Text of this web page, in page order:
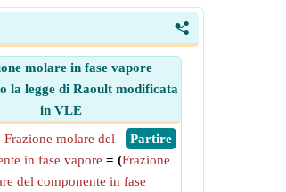
<
molare in fase vapore
la legge di Raoult modificata
in VLE
​ Partire
Frazione molare del
in fase vapore = (Frazione
del componente in fase